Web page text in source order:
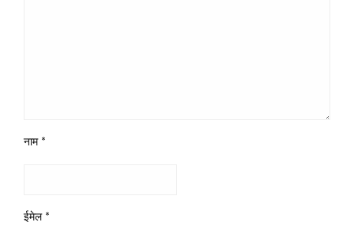
नाम *
ईमेल *